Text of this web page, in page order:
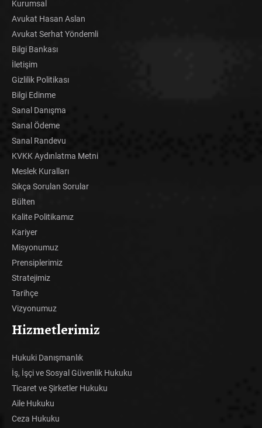
Kurumsal
Avukat Hasan Aslan
Avukat Serhat Yöndemli
Bilgi Bankası
İletişim
Gizlilik Politikası
Bilgi Edinme
Sanal Danışma
Sanal Ödeme
Sanal Randevu
KVKK Aydınlatma Metni
Meslek Kuralları
Sıkça Sorulan Sorular
Bülten
Kalite Politikamız
Kariyer
Misyonumuz
Prensiplerimiz
Stratejimiz
Tarihçe
Vizyonumuz
Hizmetlerimiz
Hukuki Danışmanlık
İş, İşçi ve Sosyal Güvenlik Hukuku
Ticaret ve Şirketler Hukuku
Aile Hukuku
Ceza Hukuku